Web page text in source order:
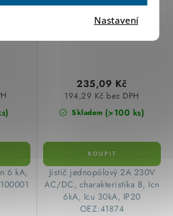
Nastavení
6 kA,
Skladem (>100 ks)
194,29 Kč bez DPH
235,09 Kč
Jistič jednopólový 2A 230V
AC/DC, charakteristika B, Icn
6kA, Icu 30kA, IP20
OEZ:41874